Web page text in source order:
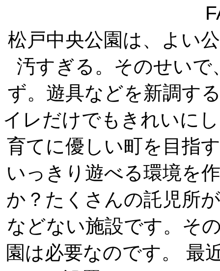
松戸中央公園は、よい
汚すぎる。そのせい
ず。遊具などを新調す
イレだけでもきれいに
育てに優しい町を目指
いっきり遊べる環境を
か？たくさんの託児所
などない施設です。そ
園は必要なのです。 最